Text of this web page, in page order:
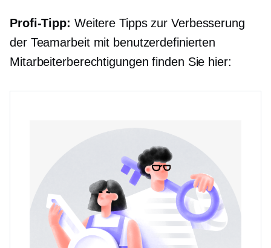
Profi-Tipp: Weitere Tipps zur Verbesserung
der Teamarbeit mit benutzerdefinierten
Mitarbeiterberechtigungen finden Sie hier: